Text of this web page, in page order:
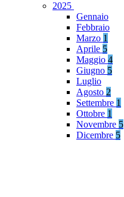
2025
Gennaio
Febbraio
Marzo 1
Aprile 5
Maggio 4
Giugno 5
Luglio
Agosto 2
Settembre 1
Ottobre 1
Novembre 5
Dicembre 5